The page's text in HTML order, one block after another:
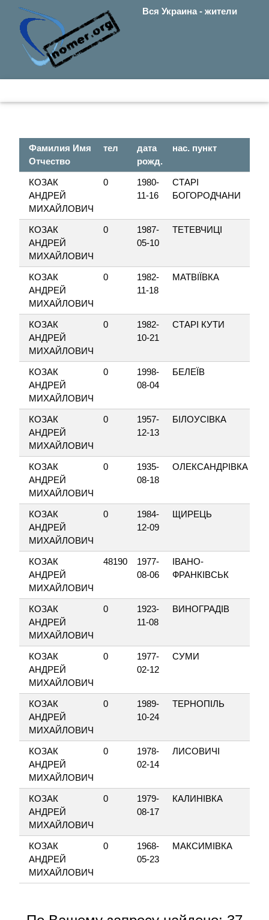
Вся Украина - жители
Фамилия Имя
Отчество
тел
дата
рожд.
нас. пункт
КОЗАК
АНДРЕЙ
МИХАЙЛОВИЧ
0
1980-
11-16
СТАРІ
БОГОРОДЧАНИ
КОЗАК
АНДРЕЙ
МИХАЙЛОВИЧ
0
1987-
05-10
ТЕТЕВЧИЦІ
КОЗАК
АНДРЕЙ
МИХАЙЛОВИЧ
0
1982-
11-18
МАТВІЇВКА
КОЗАК
АНДРЕЙ
МИХАЙЛОВИЧ
0
1982-
10-21
СТАРІ КУТИ
КОЗАК
АНДРЕЙ
МИХАЙЛОВИЧ
0
1998-
08-04
БЕЛЕЇВ
КОЗАК
АНДРЕЙ
МИХАЙЛОВИЧ
0
1957-
12-13
БІЛОУСІВКА
КОЗАК
АНДРЕЙ
МИХАЙЛОВИЧ
0
1935-
08-18
ОЛЕКСАНДРІВКА
КОЗАК
АНДРЕЙ
МИХАЙЛОВИЧ
0
1984-
12-09
ЩИРЕЦЬ
КОЗАК
АНДРЕЙ
МИХАЙЛОВИЧ
48190
1977-
08-06
ІВАНО-
ФРАНКІВСЬК
КОЗАК
АНДРЕЙ
МИХАЙЛОВИЧ
0
1923-
11-08
ВИНОГРАДІВ
КОЗАК
АНДРЕЙ
МИХАЙЛОВИЧ
0
1977-
02-12
СУМИ
КОЗАК
АНДРЕЙ
МИХАЙЛОВИЧ
0
1989-
10-24
ТЕРНОПІЛЬ
КОЗАК
АНДРЕЙ
МИХАЙЛОВИЧ
0
1978-
02-14
ЛИСОВИЧІ
КОЗАК
АНДРЕЙ
МИХАЙЛОВИЧ
0
1979-
08-17
КАЛИНІВКА
КОЗАК
АНДРЕЙ
МИХАЙЛОВИЧ
0
1968-
05-23
МАКСИМІВКА